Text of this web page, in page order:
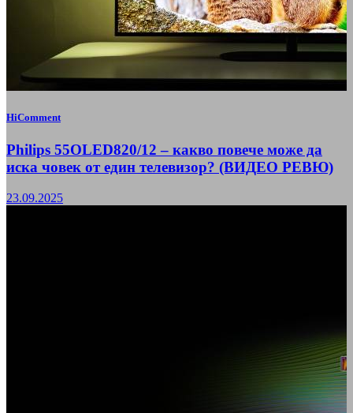
HiComment
Philips 55OLED820/12 – какво повече може да
иска човек от един телевизор? (ВИДЕО РЕВЮ)
23.09.2025